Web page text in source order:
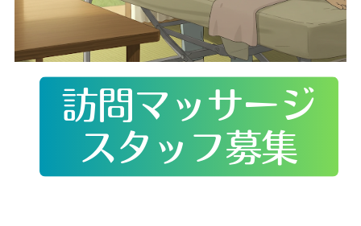
訪問マッサージ
スタッフ募集